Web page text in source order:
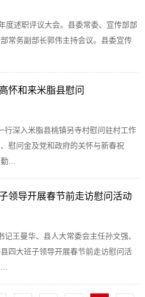
度述职评议大会。县委常委、宣传部部
常务副部长郭伟主持会议。县委宣传
怀和来米脂县慰问
行深入米脂县桃镇另寺村慰问驻村工作
慰问金及党和政府的关怀与新春祝
...
领导开展春节前走访慰问活动
王曼华、县人大常委会主任孙文强、
四大班子领导开展春节前走访慰问活